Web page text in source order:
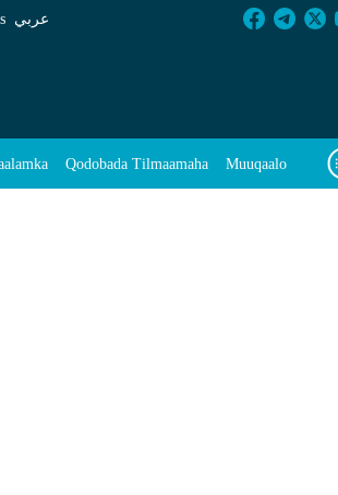
عربي
Qodobada Tilmaamaha Muuqaalo